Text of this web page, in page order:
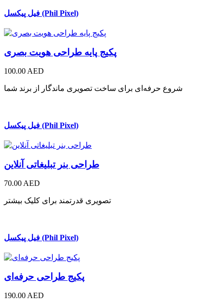
فیل پیکسل (Phil Pixel)
پکیج پایه طراحی هویت بصری
100.00 AED
شروع حرفه‌ای برای ساخت تصویری ماندگار از برند شما
فیل پیکسل (Phil Pixel)
طراحی بنر تبلیغاتی آنلاین
70.00 AED
تصویری قدرتمند برای کلیک بیشتر
فیل پیکسل (Phil Pixel)
پکیج طراحی حرفه‌ای
190.00 AED